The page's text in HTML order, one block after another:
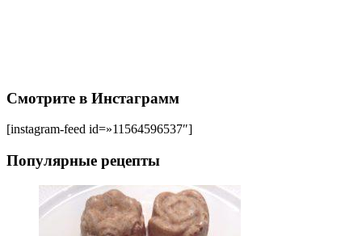
Смотрите в Инстаграмм
[instagram-feed id=»11564596537″]
Популярные рецепты